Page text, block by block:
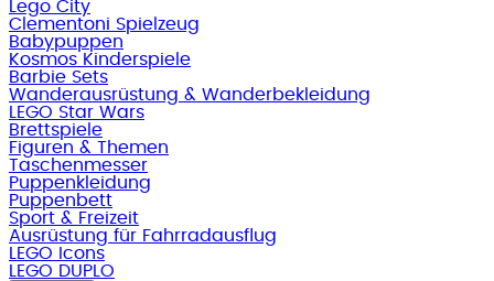
Lego City
Clementoni Spielzeug
Babypuppen
Kosmos Kinderspiele
Barbie Sets
Wanderausrüstung & Wanderbekleidung
LEGO Star Wars
Brettspiele
Figuren & Themen
Taschenmesser
Puppenkleidung
Puppenbett
Sport & Freizeit
Ausrüstung für Fahrradausflug
LEGO Icons
LEGO DUPLO